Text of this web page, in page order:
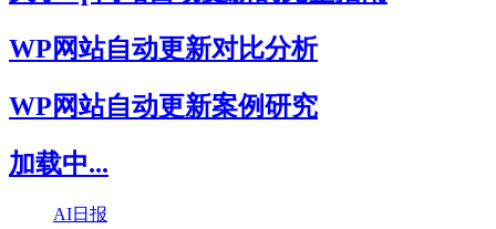
WP网站自动更新对比分析
WP网站自动更新案例研究
加载中...
AI日报